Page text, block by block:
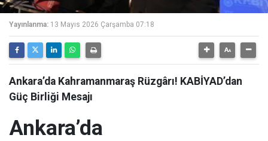
Yayınlanma: 13 Mayıs 2026 Çarşamba 07:18
Ankara’da Kahramanmaraş Rüzgârı! KABİYAD’dan
Güç Birliği Mesajı
Ankara’da